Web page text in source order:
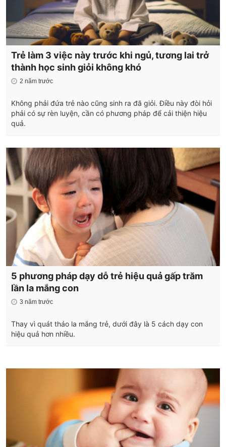
Trẻ làm 3 việc này trước khi ngủ, tương lai trở
thành học sinh giỏi không khó
2 năm trước
Không phải đứa trẻ nào cũng sinh ra đã giỏi. Điều này đòi hỏi
phải có sự rèn luyện, cần có phương pháp để cải thiện hiệu
quả.
5 phương pháp dạy dỗ trẻ hiệu quả gấp trăm
lần la mắng con
3 năm trước
Thay vì quát tháo la mắng trẻ, dưới đây là 5 cách dạy con
hiệu quả hơn nhiều.